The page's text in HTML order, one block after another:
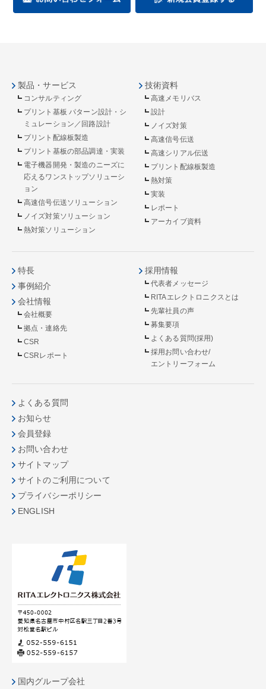
国内グループ会社
製品・サービス
コンサルティング
プリント基板 パターン設計・シ
ミュレーション／回路設計
プリント配線板製造
プリント基板の部品調達・実装
電子機器開発・製造のニーズに
応えるワンストップソリューシ
ョン
高速信号伝送ソリューション
ノイズ対策ソリューション
熱対策ソリューション
技術資料
高速メモリバス
設計
ノイズ対策
高速信号伝送
高速シリアル伝送
プリント配線板製造
熱対策
実装
レポート
アーカイブ資料
特長
事例紹介
会社情報
会社概要
拠点・連絡先
CSR
CSRレポート
採用情報
代表者メッセージ
RITAエレクトロニクスとは
先輩社員の声
募集要項
よくある質問(採用)
採用お問い合わせ/
エントリーフォーム
よくある質問
お知らせ
会員登録
お問い合わせ
サイトマップ
サイトのご利用について
プライバシーポリシー
ENGLISH